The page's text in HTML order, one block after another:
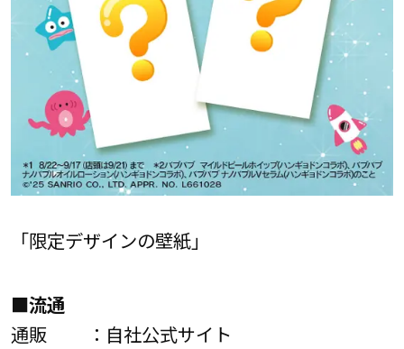
「限定デザインの壁紙」
■流通
通販 ：自社公式サイト